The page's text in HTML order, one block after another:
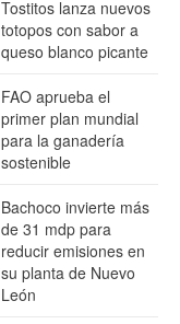
Tostitos lanza nuevos
totopos con sabor a
queso blanco picante
FAO aprueba el
primer plan mundial
para la ganadería
sostenible
Bachoco invierte más
de 31 mdp para
reducir emisiones en
su planta de Nuevo
León